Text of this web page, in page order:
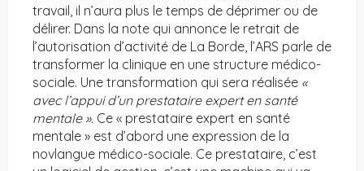
travail, il n’aura plus le temps de déprimer ou de
délirer. Dans la note qui annonce le retrait de
l’autorisation d’activité de La Borde, l’ARS parle de
transformer la clinique en une structure médico-
sociale. Une transformation qui sera réalisée «
avec l’appui d’un prestataire expert en santé
mentale ». Ce « prestataire expert en santé
mentale » est d’abord une expression de la
novlangue médico-sociale. Ce prestataire, c’est